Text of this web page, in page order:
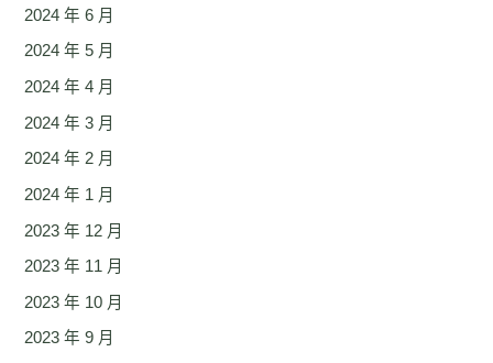
2024 年 6 月
2024 年 5 月
2024 年 4 月
2024 年 3 月
2024 年 2 月
2024 年 1 月
2023 年 12 月
2023 年 11 月
2023 年 10 月
2023 年 9 月